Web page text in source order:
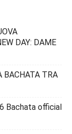
DAY: DAME
BACHATA TRA
Bachata official